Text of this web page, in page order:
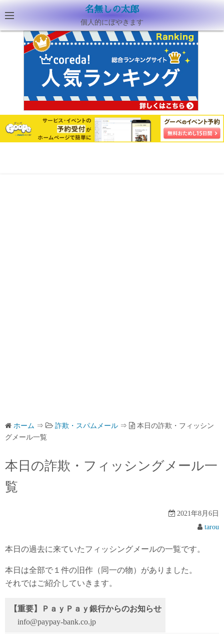
名無しの太郎
個人的にぼやきます
ホーム ⇒ 詐欺・スパムメール ⇒
本日の詐欺・フィッシン
グメール一覧
本日の詐欺・フィッシングメール一
覧
2021年8月6日
tarou
本日の過去に来ていたフィッシングメールの一覧です。
本日は全部で１件の旧作（同一の物）がありました。
それではご紹介していきます。
【重要】ＰａｙＰａｙ銀行からのお知らせ
info@paypay-bank.co.jp